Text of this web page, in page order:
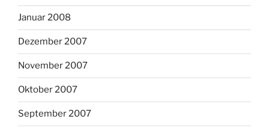
Januar 2008
Dezember 2007
November 2007
Oktober 2007
September 2007